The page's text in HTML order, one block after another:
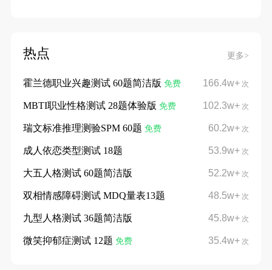
热点 更多>
166.4w+ 次
霍兰德职业兴趣测试 60题简洁版 免费
102.3w+ 次
MBTI职业性格测试 28题体验版 免费
60.2w+ 次
瑞文标准推理测验SPM 60题 免费
53.9w+ 次
成人依恋类型测试 18题
52.2w+ 次
大五人格测试 60题简洁版
48.5w+ 次
双相情感障碍测试 MDQ量表13题
45.8w+ 次
九型人格测试 36题简洁版
35.4w+ 次
微笑抑郁症测试 12题 免费